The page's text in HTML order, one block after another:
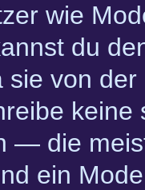
wie
du
sie von
— die
ein